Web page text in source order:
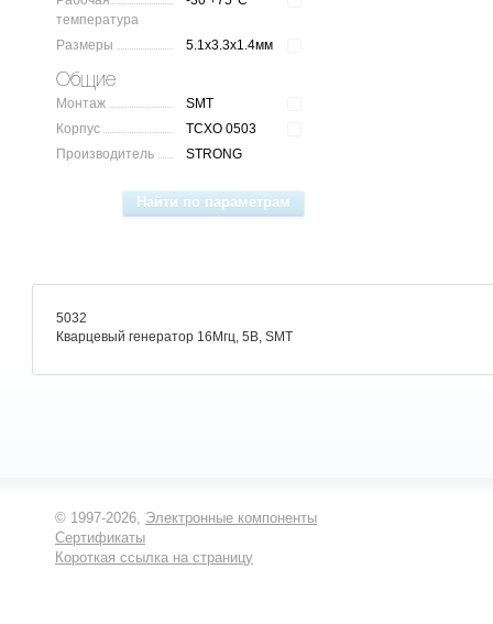
температура
Размеры 5.1x3.3x1.4мм
Общие
Монтаж
SMT
Корпус
TCXO 0503
Производитель
STRONG
5032
Кварцевый генератор 16Мгц, 5В, SMT
© 1997-2026, Электронные компоненты
Сертификаты
Короткая ссылка на страницу